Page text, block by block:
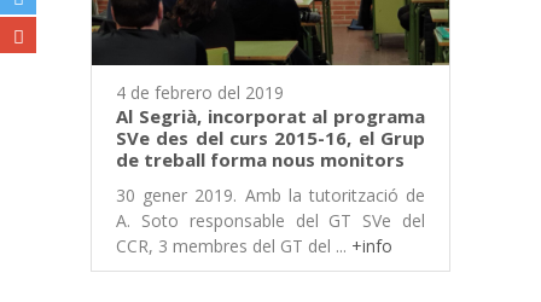
4 de febrero del 2019
Al Segrià, incorporat al programa
SVe des del curs 2015-16, el Grup
de treball forma nous monitors
30 gener 2019. Amb la tutorització de
A. Soto responsable del GT SVe del
CCR, 3 membres del GT del ... +info